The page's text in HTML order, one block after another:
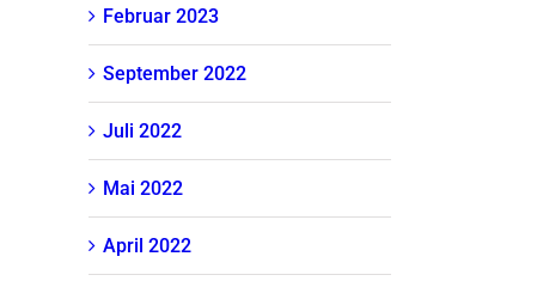
Februar 2023
September 2022
Juli 2022
Mai 2022
April 2022